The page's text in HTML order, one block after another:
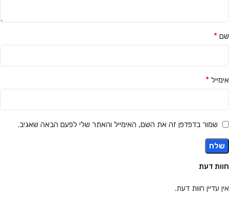
חוות דעת
אין עדיין חוות דעת.
שם *
אימייל *
שמור בדפדפן זה את השם, האימייל והאתר שלי לפעם הבאה שאגיב.